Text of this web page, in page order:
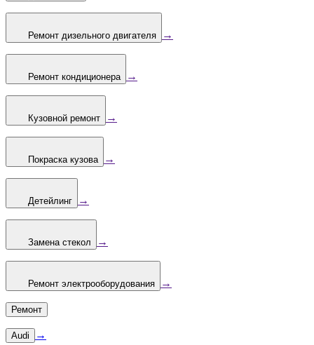
Ремонт дизельного двигателя →
Ремонт кондиционера →
Кузовной ремонт →
Покраска кузова →
Детейлинг →
Замена стекол →
Ремонт электрооборудования →
Ремонт
Audi →